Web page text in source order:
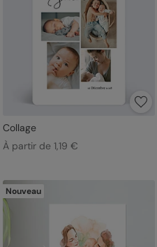
Collage
À partir de 1,19 €
Nouveau